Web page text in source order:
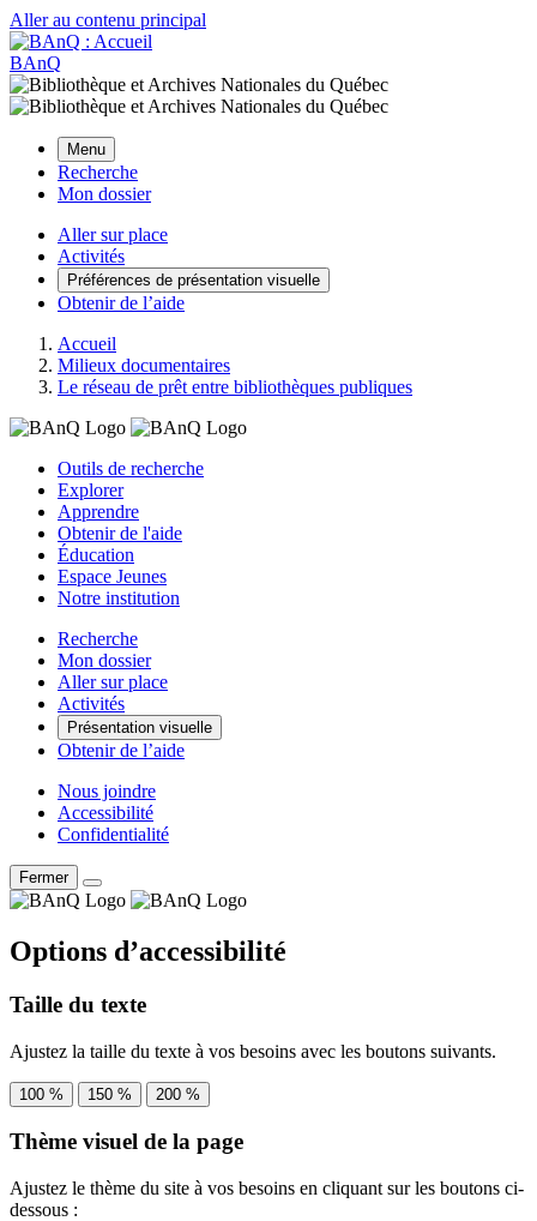
Aller au contenu principal
BAnQ
Menu
Recherche
Mon dossier
Aller sur place
Activités
Préférences de présentation visuelle
Obtenir de l’aide
Accueil
Milieux documentaires
Le réseau de prêt entre bibliothèques publiques
Outils de recherche
Explorer
Apprendre
Obtenir de l'aide
Éducation
Espace Jeunes
Notre institution
Recherche
Mon dossier
Aller sur place
Activités
Présentation visuelle
Obtenir de l’aide
Nous joindre
Accessibilité
Confidentialité
Fermer
Options d’accessibilité
Taille du texte
Ajustez la taille du texte à vos besoins avec les boutons suivants.
100 % 150 % 200 %
Thème visuel de la page
Ajustez le thème du site à vos besoins en cliquant sur les boutons ci-
dessous :